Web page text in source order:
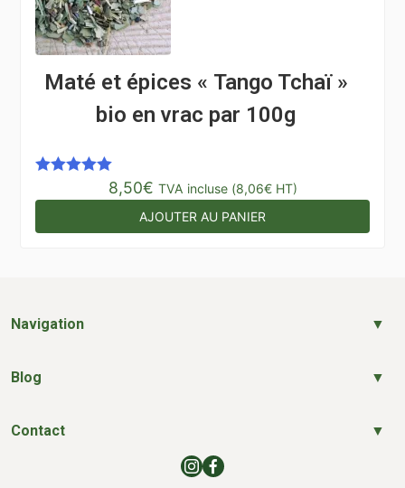
Maté et épices « Tango Tchaï »
bio en vrac par 100g
8,50€ TVA incluse (8,06€HT)
AJOUTER AU PANIER
Navigation
Blog
Contact